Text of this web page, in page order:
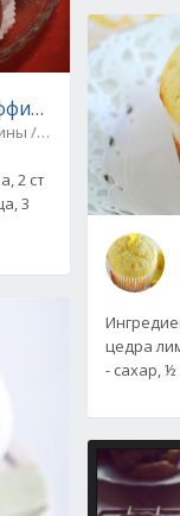
/ На скорую руку
2 ст
3
цедра
- сахар, ½